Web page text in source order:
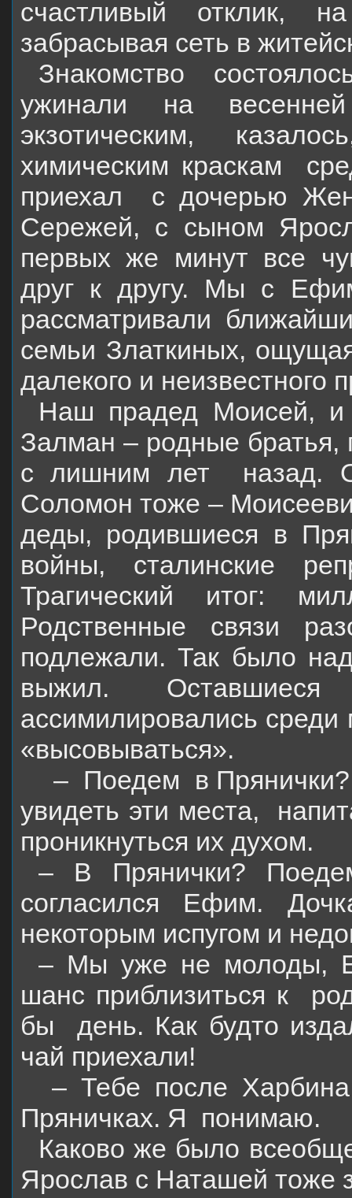
счастливый отклик,
забрасывая сеть в
Знакомство
ужинали на
экзотическим,
химическим краскам
приехал
с дочерью
Сережей, с сыном
первых же минут все
друг к другу. Мы с
рассматривали
семьи Златкиных,
далекого и неизвестного
Наш прадед Моисей,
Залман – родные братья,
с лишним лет
назад.
Соломон тоже –
деды, родившиеся в
войны, сталинские
Трагический итог:
Родственные связи
подлежали. Так было
выжил.
ассимилировались среди
«высовываться».
– Поедем
в
увидеть эти места,
проникнуться их духом.
– В Прянички?
согласился Ефим.
некоторым испугом и
– Мы уже не молоды,
шанс приблизиться к
бы
день. Как будто
чай приехали!
– Тебе после
Пряничках. Я
понимаю.
Каково же было
Ярослав с Наташей тоже